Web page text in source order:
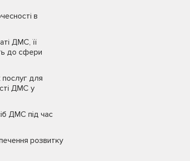
в
ДМС, її
до сфери
послуг для
ДМС у
ДМС під час
розвитку